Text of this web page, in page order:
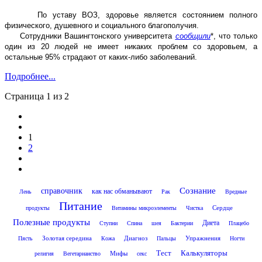
По уставу ВОЗ, здоровье является состоянием полного
физического, душевного и социального благополучия.
Сотрудники Вашингтонского университета сообщили*, что только
один из 20 людей не имеет никаких проблем со здоровьем, а
остальные 95% страдают от каких-либо заболеваний.
Подробнее...
Страница 1 из 2
1
2
Лень справочник как нас обманывают Рак Сознание Вредные
продукты Питание Витамины микроэлементы Чистка Сердце
Полезные продукты Ступни Спина шея Бактерии Диета Плацебо
Пясть Золотая середина Кожа Диагноз Пальцы Упражнения Ногти
религия Вегетарианство Мифы секс Тест Калькуляторы